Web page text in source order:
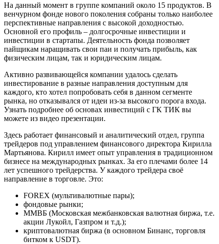
На данный момент в группе компаний около 15 продуктов. В
венчурном фонде нового поколения собраны только наиболее
перспективные направления с высокой доходностью.
Основной его профиль – долгосрочные инвестиции и
инвестиции в стартапы. Деятельность фонда позволяет
пайщикам наращивать свои паи и получать прибыль, как
физическим лицам, так и юридическим лицам.
Активно развивающейся компании удалось сделать
инвестирование в разные направления доступным для
каждого, кто хотел попробовать себя в данном сегменте
рынка, но отказывался от идеи из-за высокого порога входа.
Узнать подробнее об основах инвестиций с ГК ТИК вы
можете из видео презентации.
Здесь работает финансовый и аналитический отдел, группа
трейдеров под управлением финансового директора Кирилла
Мартьянова. Кирилл имеет опыт управления в традиционном
бизнесе на международных рынках. За его плечами более 14
лет успешного трейдерства. У каждого трейдера своё
направление в торговле. Это:
FOREX (мультивалютные пары);
фондовые рынки;
ММВБ (Московская межбанковская валютная биржа, т.е.
акции Лукойл, Газпром и т.д.);
криптовалютная биржа (в основном Бинанс, торговля
битком к USDT).